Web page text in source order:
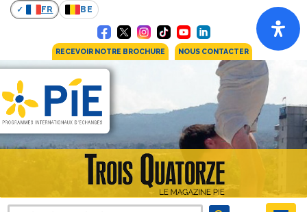
FR BE
RECEVOIR NOTRE BROCHURE NOUS CONTACTER